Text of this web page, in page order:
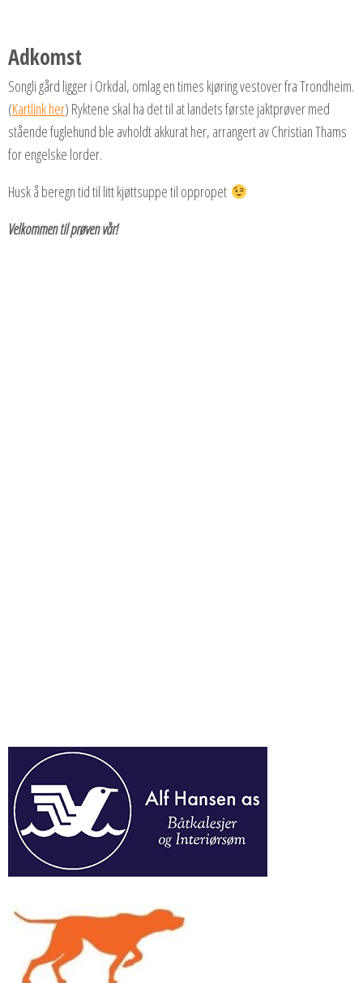
Adkomst
Songli gård ligger i Orkdal, omlag en times kjøring vestover fra Trondheim.
(Kartlink her) Ryktene skal ha det til at landets første jaktprøver med
stående fuglehund ble avholdt akkurat her, arrangert av Christian Thams
for engelske lorder.
Husk å beregn tid til litt kjøttsuppe til oppropet
Velkommen til prøven vår!